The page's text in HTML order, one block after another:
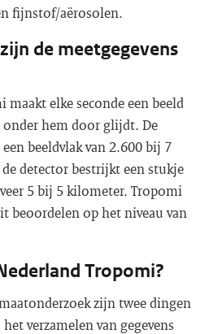
fijnstof/aërosolen.
de meetgegevens
maakt elke seconde een beeld
onder hem door glijdt. De
beeldvlak van 2.600 bij 7
detector bestrijkt een stukje
5 bij 5 kilometer. Tropomi
beoordelen op het niveau van
Tropomi?
zijn twee dingen
verzamelen van gegevens